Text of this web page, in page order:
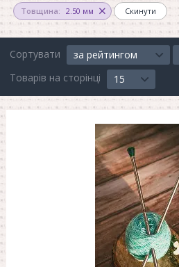
Товщина: 2.50 мм Скинути
Сортувати за рейтингом
Товарів на сторінці
15